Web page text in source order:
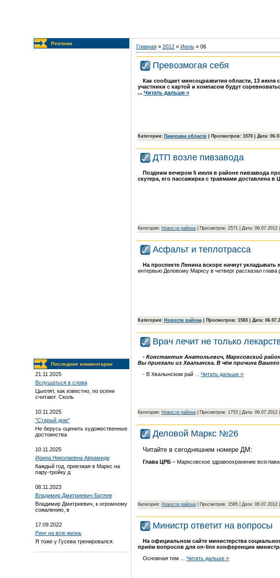
Реклама
Последние комментарии
21.11.2025
Вслушаться в слова
Цыплят, как известно, по осени
считают. Сколь
10.11.2025
"Старый дом"
Не берусь оценить художественные
достоинства
10.11.2025
Ирина Николаевна Аврамиди
Каждый год, приезжая в Маркс на
пару-тройку д
08.11.2023
Владимир Дмитриевич Батяев
Владимир Дмитриевич, к огромному
сожалению, в
17.09.2022
Ринг на всю жизнь
Я тоже у Гусева тренировался.
Главная» 2012 » Июль » 06
Превозмогая себя
Как сообщает минсоцразвития области, 13 июля
участники с картой и компасом будут
... Читать дальше »
Категория: Панорама области | Просмотров: 1570 | Дата:
ДТП возле пивзавода
Поздним вечером 5 июля в районе пивзавода
скутера, его пассажирка с травмами доставлена в
Категория: Новости района| Просмотров: 2571 | Дата: 06.07.2012|
Асфальт и теплотрасса
На проспекте Ленина вскоре начнут
интервью Деловому Марксу в четверг рассказал глава
Категория: Новости района| Просмотров: 1583 | Дата:
Врач лечит не только
- Константин Анатольевич, Марксовский
Вы приехали из Хвалынска. В чём причина Вашего
- В Хвалынском рай
...Читать дальше »
Категория: Новости района| Просмотров: 1753 | Дата: 06.07.2012|
Деловой Маркс №26
Читайте в сегодняшнем номере ДМ:
Глава ЦРБ– Марксовское здравоохранение
Категория: Новости района| Просмотров: 1585 | Дата: 06.07.2012|
Министр ответит на вопросы
На официальном сайте министерства
приём вопросов для on-line конференции
Основная тем
...Читать дальше »